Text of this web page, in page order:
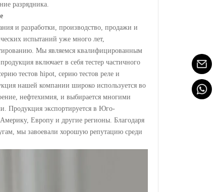
разрядника.
и разработки, производство, продажи и
испытаний уже много лет,
Мы являемся квалифицированным
включает в себя тестер частичного
тестов hipot, серию тестов реле и
нашей компании широко используется во
нефтехимия, и выбирается многими
Продукция экспортируется в Юго-
Европу и другие регионы. Благодаря
мы завоевали хорошую репутацию среди